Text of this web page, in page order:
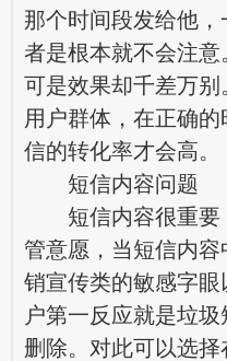
那个时间段发给他
者是根本就不会注意
可是效果却千差万
用户群体，在正确
信的转化率才会高。
短信内容问题
短信内容很重要
管意愿，当短信内
销宣传类的敏感字
户第一反应就是垃
删除。对此可以选